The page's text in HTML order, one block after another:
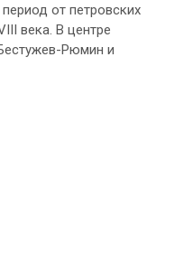
от петровских
века. В центре
Рюмин и